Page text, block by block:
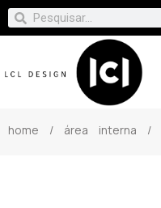
home / área interna /